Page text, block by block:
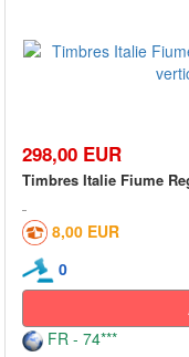
298,00 EUR
Timbres Italie Fiume
8,00 EUR
0
FR - 74***